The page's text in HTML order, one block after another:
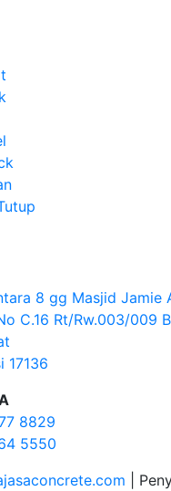
8 gg Masjid Jamie
C.16 Rt/Rw.003/009
17136
8829
5550
|